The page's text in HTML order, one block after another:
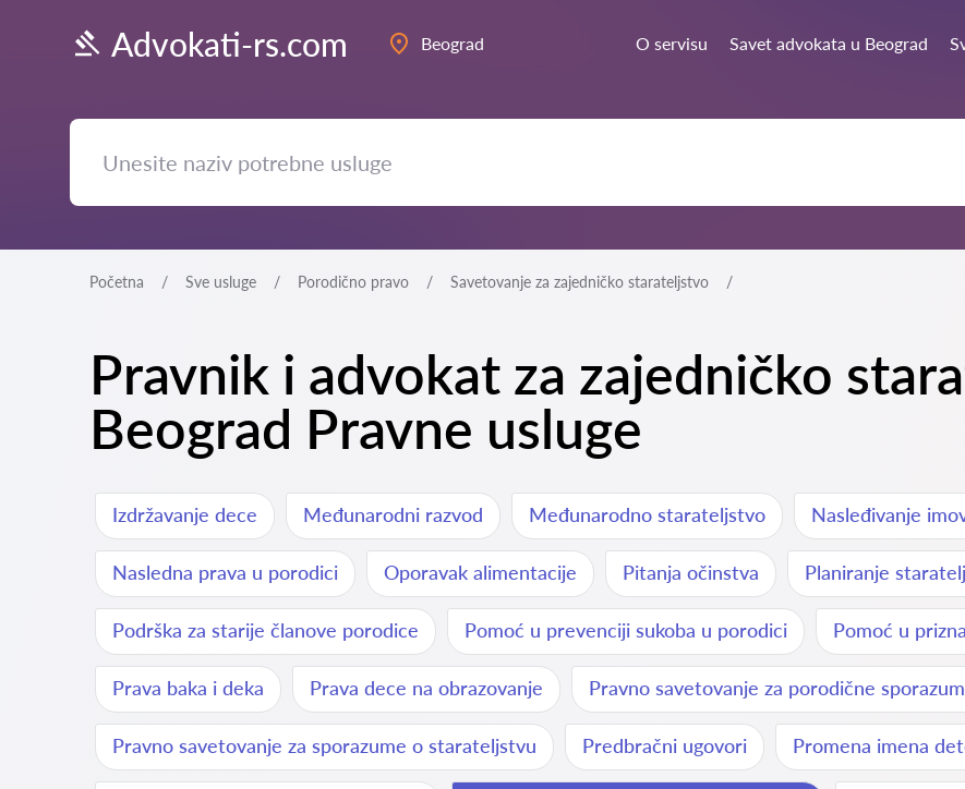
Advokati-rs.com Beograd O servisu Savet advokata u Beograd
Početna Sve usluge Porodično pravo Savetovanje za zajedničko starateljstvo
Pravnik i advokat za zajedničko
Beograd Pravne usluge
Izdržavanje dece Međunarodni razvod Međunarodno starateljstvo Nasleđivanje
Nasledna prava u porodici Oporavak alimentacije Pitanja očinstva Planiranje
Podrška za starije članove porodice Pomoć u prevenciji sukoba u porodici Pomoć u
Prava baka i deka Prava dece na obrazovanje Pravno savetovanje za porodične
Pravno savetovanje za sporazume o starateljstvu Predbračni ugovori Promena imena